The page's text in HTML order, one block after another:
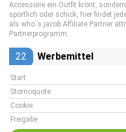
Accessoire ein Outfit krönt,
sportlich oder schick, hier findet
als who´s jacob Affiliate Partner
Partnerprogramm.
22 Werbemittel
Start
Stornoquote
Cookie
Freigabe